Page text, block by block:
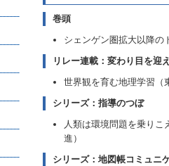
巻頭
シェンゲン圏拡大以降
リレー連載：変わり目を迎
世界観を育む地理学習（
シリーズ：指導のつぼ
人類は環境問題を乗り
進）
シリーズ：地図帳コミュニ